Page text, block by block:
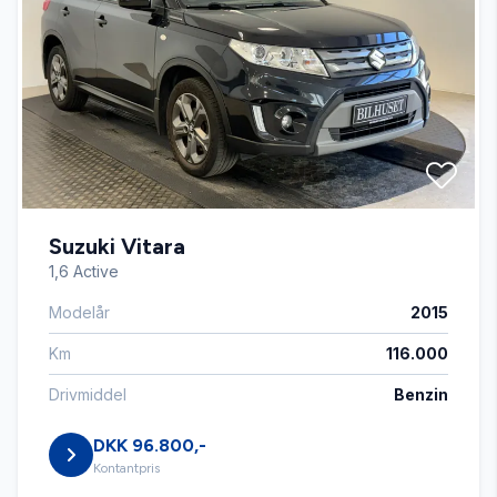
Automatgear
Automatisk lys
Automatisk nødbremse
Automatisk parkeringssystem
Bakkamera
Bluetooth
DAB+ radio
Suzuki Vitara
1,6 Active
Modelår 2015
Km 116.000
Drivmiddel Benzin
DKK 96.800,-
Kontantpris